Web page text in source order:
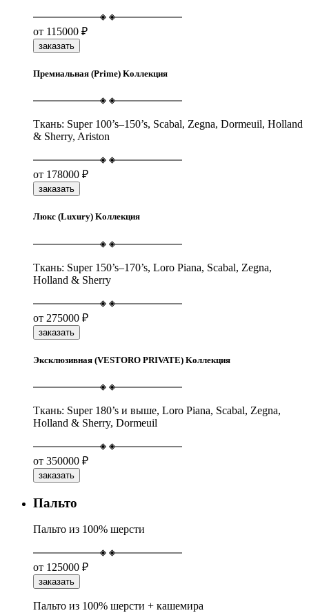
от 115000 ₽
заказать
Премиальная (Prime) Kоллекция
Ткань: Super 100’s–150’s, Scabal, Zegna, Dormeuil, Holland
& Sherry, Ariston
от 178000 ₽
заказать
Люкс (Luxury) Kоллекция
Ткань: Super 150’s–170’s, Loro Piana, Scabal, Zegna,
Holland & Sherry
от 275000 ₽
заказать
Эксклюзивная (VESTORO PRIVATE) Kоллекция
Ткань: Super 180’s и выше, Loro Piana, Scabal, Zegna,
Holland & Sherry, Dormeuil
от 350000 ₽
заказать
Пальто
Пальто из 100% шерсти
от 125000 ₽
заказать
Пальто из 100% шерсти + кашемира